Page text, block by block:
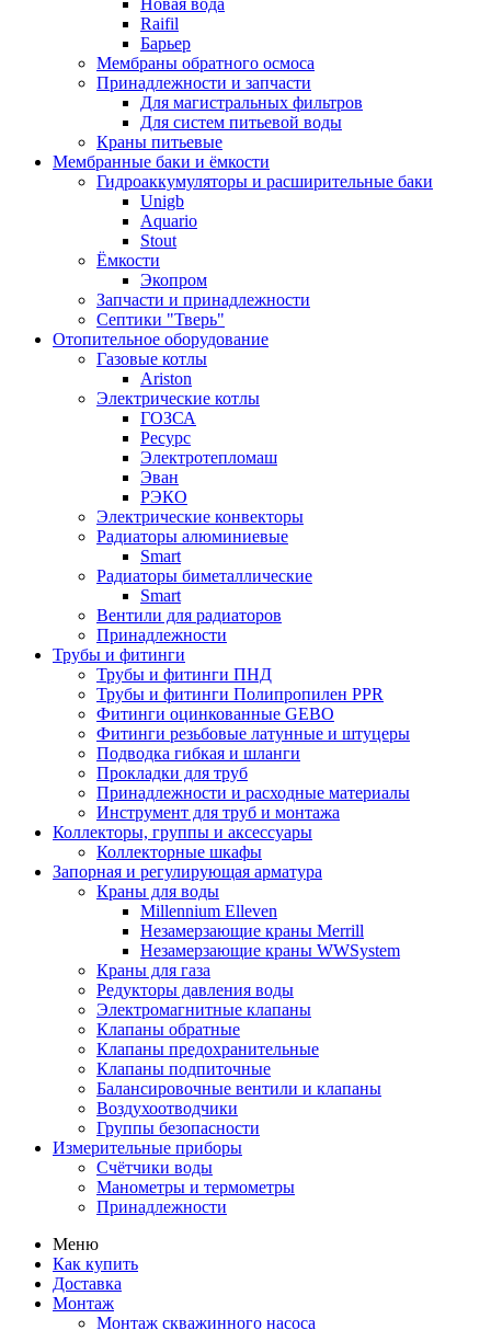
Новая вода
Raifil
Барьер
Мембраны обратного осмоса
Принадлежности и запчасти
Для магистральных фильтров
Для систем питьевой воды
Краны питьевые
Мембранные баки и ёмкости
Гидроаккумуляторы и расширительные баки
Unigb
Aquario
Stout
Ёмкости
Экопром
Запчасти и принадлежности
Септики "Тверь"
Отопительное оборудование
Газовые котлы
Ariston
Электрические котлы
ГОЗСА
Ресурс
Электротепломаш
Эван
РЭКО
Электрические конвекторы
Радиаторы алюминиевые
Smart
Радиаторы биметаллические
Smart
Вентили для радиаторов
Принадлежности
Трубы и фитинги
Трубы и фитинги ПНД
Трубы и фитинги Полипропилен PPR
Фитинги оцинкованные GEBO
Фитинги резьбовые латунные и штуцеры
Подводка гибкая и шланги
Прокладки для труб
Принадлежности и расходные материалы
Инструмент для труб и монтажа
Коллекторы, группы и аксессуары
Коллекторные шкафы
Запорная и регулирующая арматура
Краны для воды
Millennium Elleven
Незамерзающие краны Merrill
Незамерзающие краны WWSystem
Краны для газа
Редукторы давления воды
Электромагнитные клапаны
Клапаны обратные
Клапаны предохранительные
Клапаны подпиточные
Балансировочные вентили и клапаны
Воздухоотводчики
Группы безопасности
Измерительные приборы
Счётчики воды
Манометры и термометры
Принадлежности
Меню
Как купить
Доставка
Монтаж
Монтаж скважинного насоса